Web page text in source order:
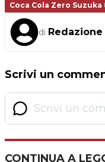
Coca Cola Zero Suzuka
di Redazione
Scrivi un
CONTINUA A